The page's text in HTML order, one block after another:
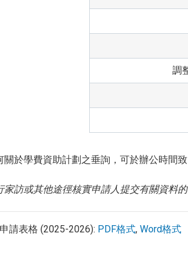
調
關於學費資助計劃之垂詢，可於辦公時間
訪或其他途徑核實申請人提交有關資料的
請表格 (2025-2026): PDF格式, Word格式